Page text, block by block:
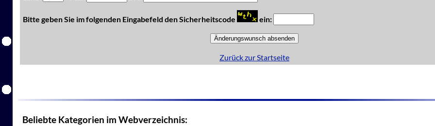
Bitte geben Sie im folgenden Eingabefeld den Sicherheitscode ein:
Zurück zur Startseite
Beliebte Kategorien im Webverzeichnis: